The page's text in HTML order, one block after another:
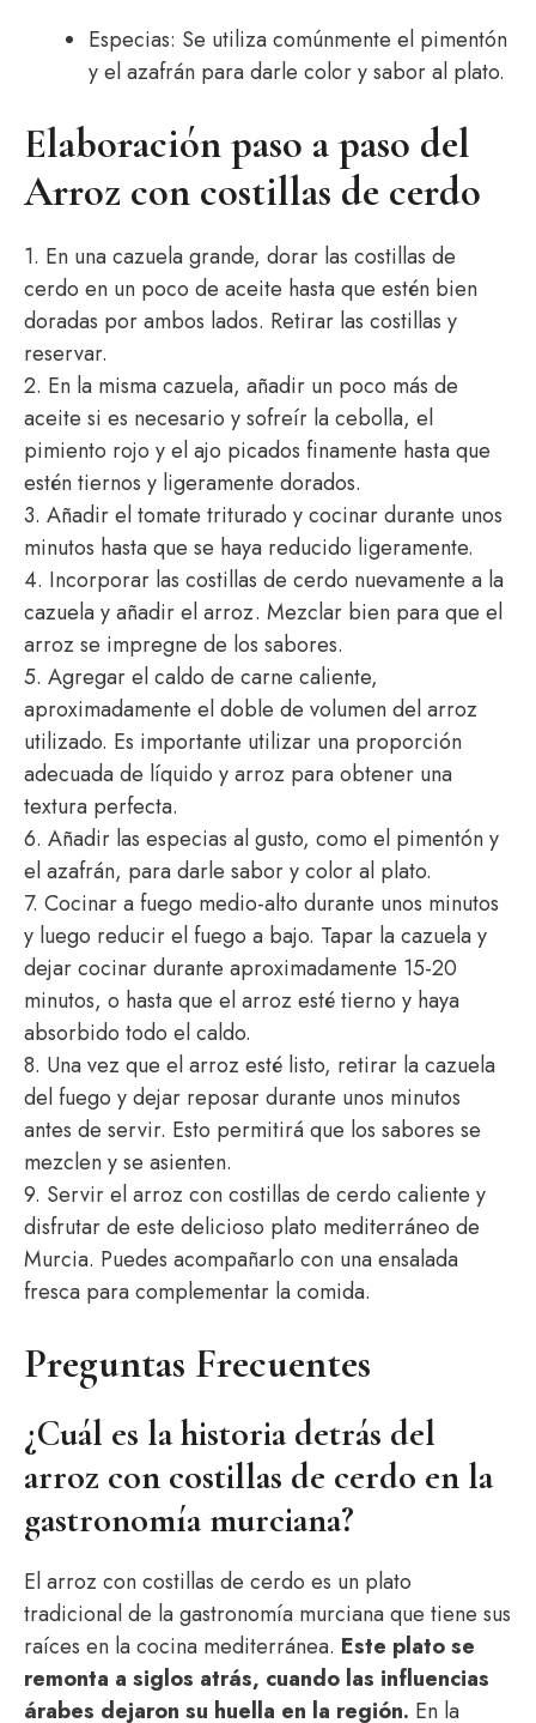
Especias: Se utiliza comúnmente el pimentón
y el azafrán para darle color y sabor al plato.
Elaboración paso a paso del
Arroz con costillas de cerdo
1. En una cazuela grande, dorar las costillas de
cerdo en un poco de aceite hasta que estén bien
doradas por ambos lados. Retirar las costillas y
reservar.
2. En la misma cazuela, añadir un poco más de
aceite si es necesario y sofreír la cebolla, el
pimiento rojo y el ajo picados finamente hasta que
estén tiernos y ligeramente dorados.
3. Añadir el tomate triturado y cocinar durante unos
minutos hasta que se haya reducido ligeramente.
4. Incorporar las costillas de cerdo nuevamente a la
cazuela y añadir el arroz. Mezclar bien para que el
arroz se impregne de los sabores.
5. Agregar el caldo de carne caliente,
aproximadamente el doble de volumen del arroz
utilizado. Es importante utilizar una proporción
adecuada de líquido y arroz para obtener una
textura perfecta.
6. Añadir las especias al gusto, como el pimentón y
el azafrán, para darle sabor y color al plato.
7. Cocinar a fuego medio-alto durante unos minutos
y luego reducir el fuego a bajo. Tapar la cazuela y
dejar cocinar durante aproximadamente 15-20
minutos, o hasta que el arroz esté tierno y haya
absorbido todo el caldo.
8. Una vez que el arroz esté listo, retirar la cazuela
del fuego y dejar reposar durante unos minutos
antes de servir. Esto permitirá que los sabores se
mezclen y se asienten.
9. Servir el arroz con costillas de cerdo caliente y
disfrutar de este delicioso plato mediterráneo de
Murcia. Puedes acompañarlo con una ensalada
fresca para complementar la comida.
Preguntas Frecuentes
¿Cuál es la historia detrás del
arroz con costillas de cerdo en la
gastronomía murciana?
El arroz con costillas de cerdo es un plato
tradicional de la gastronomía murciana que tiene sus
raíces en la cocina mediterránea. Este plato se
remonta a siglos atrás, cuando las influencias
árabes dejaron su huella en la región. En la